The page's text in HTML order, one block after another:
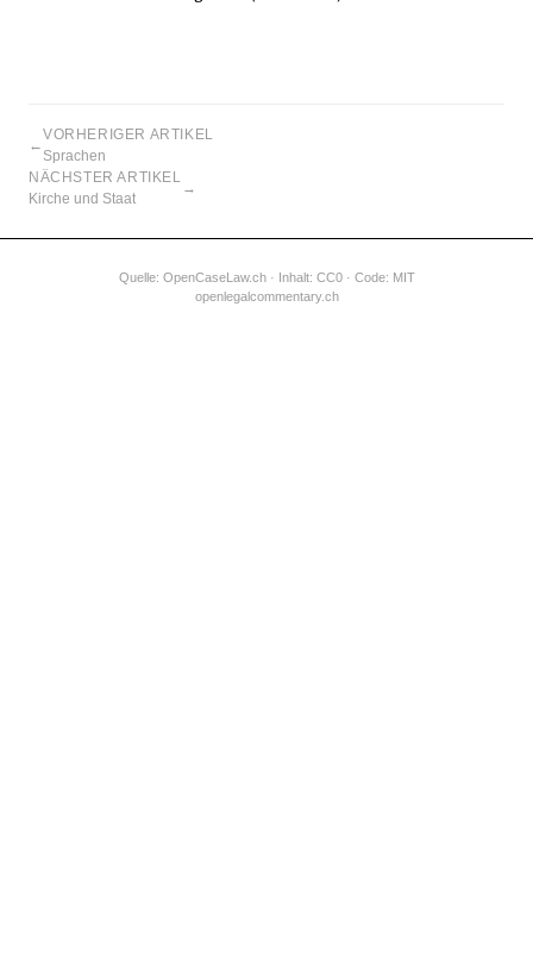
←
VORHERIGER ARTIKEL
Sprachen
NÄCHSTER ARTIKEL
Kirche und Staat
→
Quelle: OpenCaseLaw.ch· Inhalt: CC0 · Code: MIT
openlegalcommentary.ch